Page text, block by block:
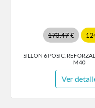
173.47€
SILLON 6 POSIC.
M40
Ver